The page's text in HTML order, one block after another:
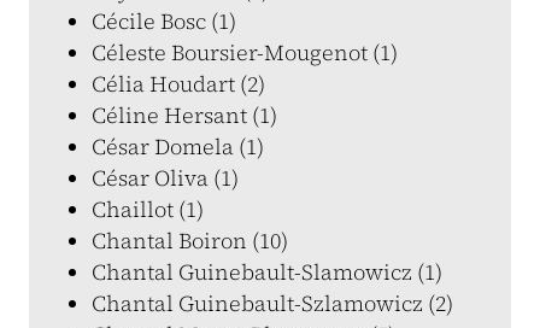
Cécile Bosc (1)
Céleste Boursier-Mougenot (1)
Célia Houdart (2)
Céline Hersant (1)
César Domela (1)
César Oliva (1)
Chaillot (1)
Chantal Boiron (10)
Chantal Guinebault-Slamowicz (1)
Chantal Guinebault-Szlamowicz (2)